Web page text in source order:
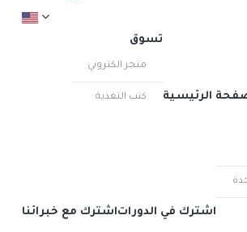
الرئيسية
تسوق
متجر الكتروني
كتب التغذية
اشترك في الدوراتاشترك مع خبرائنا